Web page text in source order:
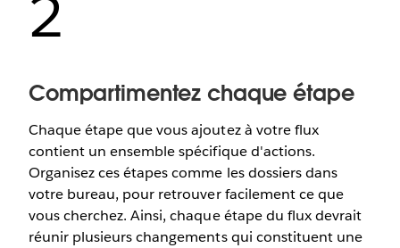
2
Compartimentez chaque étape
Chaque étape que vous ajoutez à votre flux
contient un ensemble spécifique d'actions.
Organisez ces étapes comme les dossiers dans
votre bureau, pour retrouver facilement ce que
vous cherchez. Ainsi, chaque étape du flux devrait
réunir plusieurs changements qui constituent une